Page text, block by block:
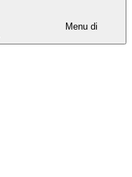
Menu di